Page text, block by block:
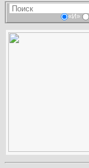
«И»